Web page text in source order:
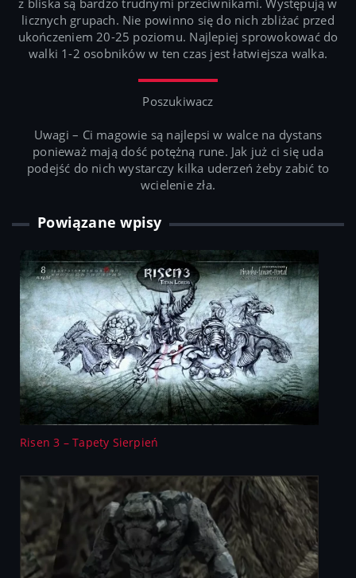
licznych grupach. Nie powinno się do nich zbliżać przed
ukończeniem 20-25 poziomu. Najlepiej sprowokować do
walki 1-2 osobników w ten czas jest łatwiejsza walka.
Poszukiwacz
Uwagi – Ci magowie są najlepsi w walce na dystans
ponieważ mają dość potężną rune. Jak już ci się uda
podejść do nich wystarczy kilka uderzeń żeby zabić to
wcielenie zła.
Powiązane wpisy
Risen 3 – Tapety Sierpień